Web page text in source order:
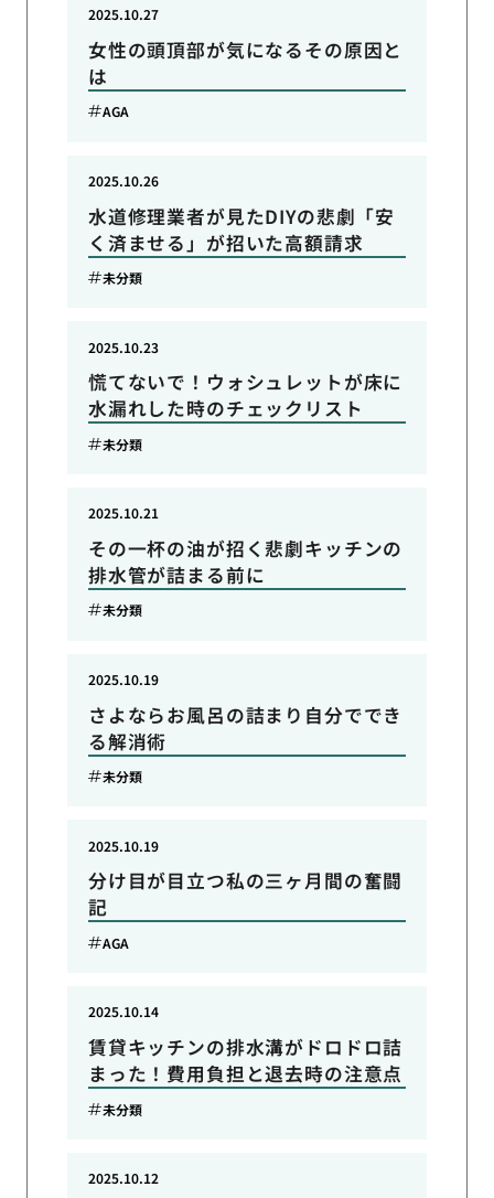
女性の頭頂部が気になるその原因と
は
2025.10.27
AGA
水道修理業者が見たDIYの悲劇「安
く済ませる」が招いた高額請求
2025.10.26
未分類
慌てないで！ウォシュレットが床に
水漏れした時のチェックリスト
2025.10.23
未分類
その一杯の油が招く悲劇キッチンの
排水管が詰まる前に
2025.10.21
未分類
さよならお風呂の詰まり自分ででき
る解消術
2025.10.19
未分類
分け目が目立つ私の三ヶ月間の奮闘
記
2025.10.19
AGA
賃貸キッチンの排水溝がドロドロ詰
まった！費用負担と退去時の注意点
2025.10.14
未分類
2025.10.12